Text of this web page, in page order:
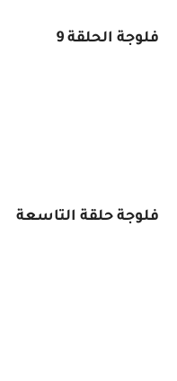
فلوجة الحلقة 9
فلوجة حلقة التاسعة